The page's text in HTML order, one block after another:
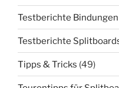
Testberichte Bindungen
Testberichte
Tipps & Tricks (49)